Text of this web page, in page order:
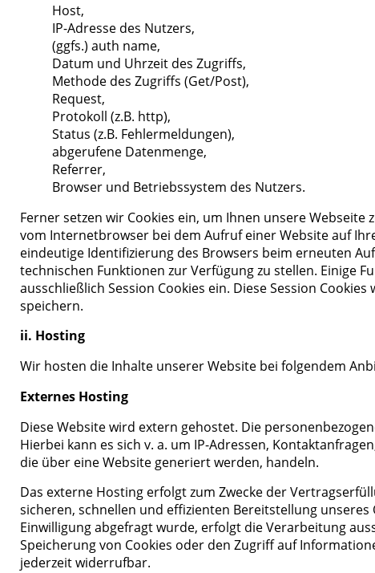
Host,
IP-Adresse des Nutzers,
(ggfs.) auth name,
Datum und Uhrzeit des Zugriffs,
Methode des Zugriffs (Get/Post),
Request,
Protokoll (z.B. http),
Status (z.B. Fehlermeldungen),
abgerufene Datenmenge,
Referrer,
Browser und Betriebssystem des Nutzers.
Ferner setzen wir Cookies ein, um Ihnen unsere
vom Internetbrowser bei dem Aufruf einer Website auf
eindeutige Identifizierung des Browsers beim erneuten
technischen Funktionen zur Verfügung zu stellen. Einige
ausschließlich Session Cookies ein. Diese Session
speichern.
ii. Hosting
Wir hosten die Inhalte unserer Website bei folgendem
Externes Hosting
Diese Website wird extern gehostet. Die
Hierbei kann es sich v. a. um IP-Adressen,
die über eine Website generiert werden, handeln.
Das externe Hosting erfolgt zum Zwecke der
sicheren, schnellen und effizienten Bereitstellung
Einwilligung abgefragt wurde, erfolgt die Verarbeitung
Speicherung von Cookies oder den Zugriff auf
jederzeit widerrufbar.